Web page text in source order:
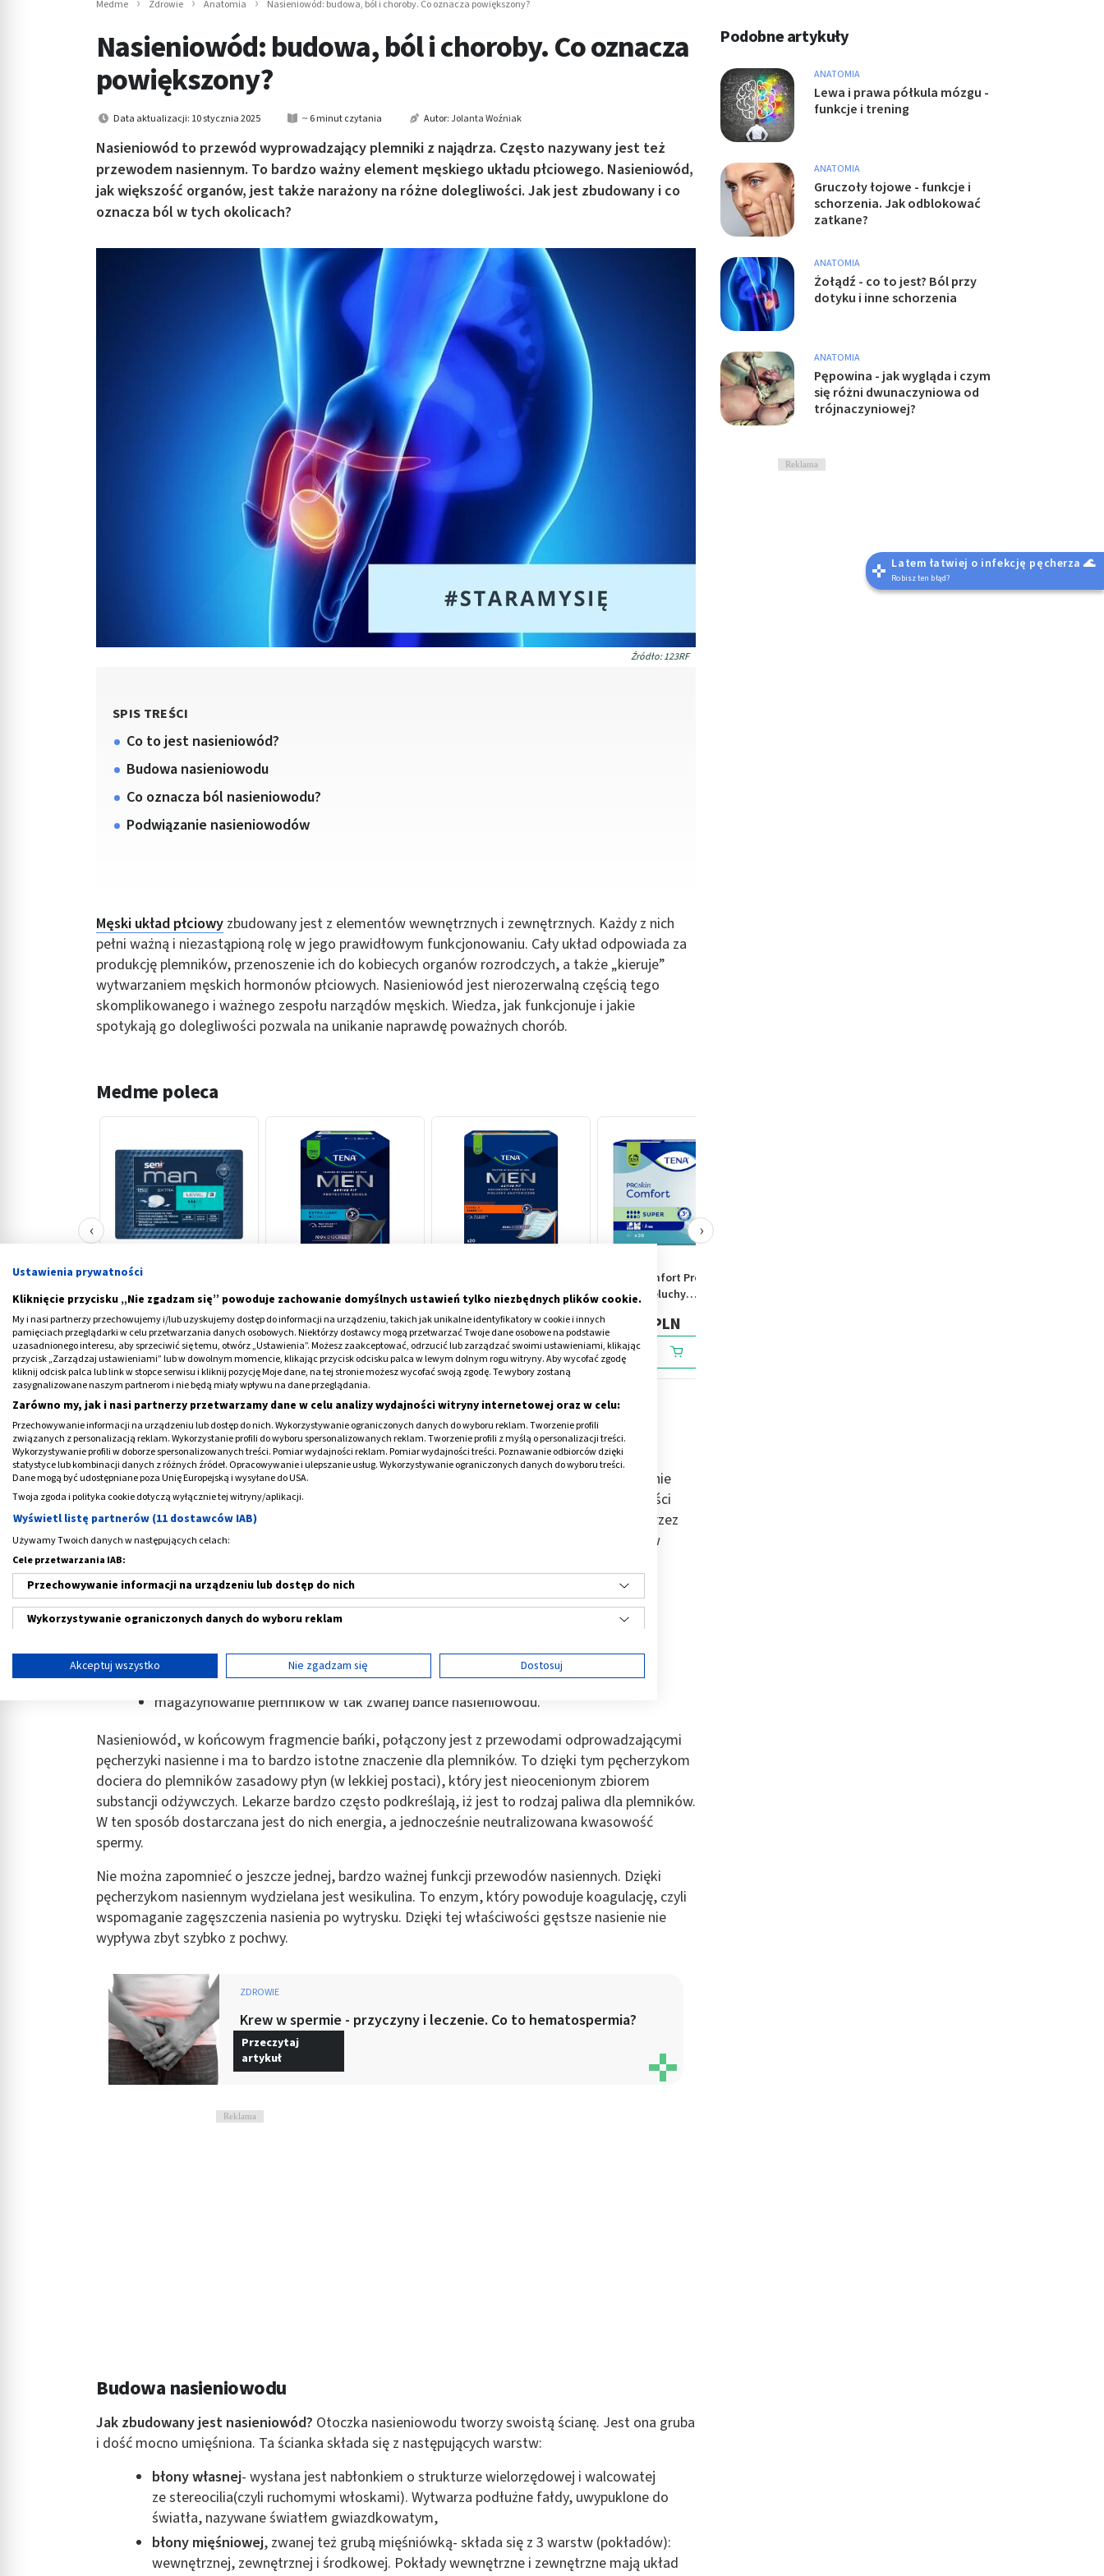
Medme Zdrowie Anatomia Nasieniowód: budowa, ból i choroby. Co oznacza powiększony?
Nasieniowód: budowa, ból i choroby. Co oznacza
powiększony?
Data aktualizacji: 10 stycznia 2025 ~ 6 minut czytania Autor:Jolanta Woźniak
Nasieniowód to przewód wyprowadzający plemniki z najądrza. Często nazywany jest też
przewodem nasiennym. To bardzo ważny element męskiego układu płciowego. Nasieniowód,
jak większość organów, jest także narażony na różne dolegliwości. Jak jest zbudowany i co
oznacza ból w tych okolicach?
Źródło: 123RF
SPIS TREŚCI
Co to jest nasieniowód?
Budowa nasieniowodu
Co oznacza ból nasieniowodu?
Podwiązanie nasieniowodów
Męski układ płciowy zbudowany jest z elementów wewnętrznych i zewnętrznych. Każdy z nich
pełni ważną i niezastąpioną rolę w jego prawidłowym funkcjonowaniu. Cały układ odpowiada za
produkcję plemników, przenoszenie ich do kobiecych organów rozrodczych, a także „kieruje”
wytwarzaniem męskich hormonów płciowych. Nasieniowód jest nierozerwalną częścią tego
skomplikowanego i ważnego zespołu narządów męskich. Wiedza, jak funkcjonuje i jakie
spotykają go dolegliwości pozwala na unikanie naprawdę poważnych chorób.
Medme poleca
Seni Man Extra Level
3,pieluchy,anatom.,dla
22,69 PLN
wkłady anatomiczne, 14
15,29 PLN
anatomiczne, level 3, 20
43,29 PLN
TENA Comfort ProSkin
Super, pieluchy
83,19 PLN
‹ ›
Co to jest nasieniowód?
Nasieniowód(łac.ductus deferens ) to parzysty przewód, który odpowiada za wyprowadzanie
plemników z najądrza. Jest to pewnego rodzaju kanał, prosty i biegnący w górę z tylnej części
najądrza. Znajduje się w obrębie powrózka nasiennego. Ten przewód nasienny przechodzi przez
przewód wytryskowy i prowadzi do cewki moczowej. Jest jednym z wewnętrznych organów
płciowych. Jaka jest jego rola?
Zadania nasieniowodu są bardzo ważne w procesie zapłodnienia. Oto najważniejsze:
wyprowadzanie plemników z moszny,
wprowadzanie ich do jamy brzusznej,
produkowanie substancji, zwiększających ruchliwość plemników,
magazynowanie plemników w tak zwanej bańce nasieniowodu.
Nasieniowód, w końcowym fragmencie bańki, połączony jest z przewodami odprowadzającymi
pęcherzyki nasienne i ma to bardzo istotne znaczenie dla plemników. To dzięki tym pęcherzykom
dociera do plemników zasadowy płyn (w lekkiej postaci), który jest nieocenionym zbiorem
substancji odżywczych. Lekarze bardzo często podkreślają, iż jest to rodzaj paliwa dla plemników.
W ten sposób dostarczana jest do nich energia, a jednocześnie neutralizowana kwasowość
spermy.
Nie można zapomnieć o jeszcze jednej, bardzo ważnej funkcji przewodów nasiennych. Dzięki
pęcherzykom nasiennym wydzielana jest wesikulina. To enzym, który powoduje koagulację, czyli
wspomaganie zagęszczenia nasienia po wytrysku. Dzięki tej właściwości gęstsze nasienie nie
wypływa zbyt szybko z pochwy.
ZDROWIE
Krew w spermie - przyczyny i leczenie. Co to hematospermia?
Przeczytaj
artykuł
Reklama
Budowa nasieniowodu
Jak zbudowany jest nasieniowód? Otoczka nasieniowodu tworzy swoistą ścianę. Jest ona gruba
i dość mocno umięśniona. Ta ścianka składa się z następujących warstw:
błony własnej- wysłana jest nabłonkiem o strukturze wielorzędowej i walcowatej
ze stereocilia(czyli ruchomymi włoskami). Wytwarza podłużne fałdy, uwypuklone do
światła, nazywane światłem gwiazdkowatym,
błony mięśniowej, zwanej też grubą mięśniówką- składa się z 3 warstw (pokładów):
wewnętrznej, zewnętrznej i środkowej. Pokłady wewnętrzne i zewnętrzne mają układ
Podobne artykuły
ANATOMIA
Lewa i prawa półkula mózgu -
funkcje i trening
ANATOMIA
Gruczoły łojowe - funkcje i
schorzenia. Jak odblokować
zatkane?
ANATOMIA
Żołądź - co to jest? Ból przy
dotyku i inne schorzenia
ANATOMIA
Pępowina - jak wygląda i czym
się różni dwunaczyniowa od
trójnaczyniowej?
Reklama
Latem łatwiej o infekcję pęcherza 🌊
Robisz ten błąd?
Ustawienia prywatności
Kliknięcie przycisku „Nie zgadzam się” powoduje zachowanie domyślnych ustawień tylko niezbędnych plików cookie.
My i nasi partnerzy przechowujemy i/lub uzyskujemy dostęp do informacji na urządzeniu, takich jak unikalne identyfikatory w cookie i innych
pamięciach przeglądarki w celu przetwarzania danych osobowych. Niektórzy dostawcy mogą przetwarzać Twoje dane osobowe na podstawie
uzasadnionego interesu, aby sprzeciwić się temu, otwórz „Ustawienia”. Możesz zaakceptować, odrzucić lub zarządzać swoimi ustawieniami, klikając
przycisk „Zarządzaj ustawieniami” lub w dowolnym momencie, klikając przycisk odcisku palca w lewym dolnym rogu witryny. Aby wycofać zgodę
kliknij odcisk palca lub link w stopce serwisu i kliknij pozycję Moje dane, na tej stronie możesz wycofać swoją zgodę. Te wybory zostaną
zasygnalizowane naszym partnerom i nie będą miały wpływu na dane przeglądania.
Zarówno my, jak i nasi partnerzy przetwarzamy dane w celu analizy wydajności witryny internetowej oraz w celu:
Przechowywanie informacji na urządzeniu lub dostęp do nich. Wykorzystywanie ograniczonych danych do wyboru reklam. Tworzenie profili
związanych z personalizacją reklam. Wykorzystanie profili do wyboru spersonalizowanych reklam. Tworzenie profili z myślą o personalizacji treści.
Wykorzystywanie profili w doborze spersonalizowanych treści. Pomiar wydajności reklam. Pomiar wydajności treści. Poznawanie odbiorców dzięki
statystyce lub kombinacji danych z różnych źródeł. Opracowywanie i ulepszanie usług. Wykorzystywanie ograniczonych danych do wyboru treści.
Dane mogą być udostępniane poza Unię Europejską i wysyłane do USA.
Twoja zgoda i polityka cookie dotyczą wyłącznie tej witryny/aplikacji.
Wyświetl listę partnerów (11 dostawców IAB)
Używamy Twoich danych w następujących celach:
Cele przetwarzania IAB:
Przechowywanie informacji na urządzeniu lub dostęp do nich
Wykorzystywanie ograniczonych danych do wyboru reklam
Tworzenie profili w celu spersonalizowanych reklam
Wykorzystywanie profili w celu doboru spersonalizowanych treści
Pomiar efektywności reklam
Pomiar efektywności treści
Rozumienie odbiorców dzięki statystyce lub kombinacji danych z różnych źródeł
Rozwój i ulepszanie usług
Wykorzystywanie ograniczonych danych do wyboru treści
Funkcje specjalne IAB:
Użycie dokładnych danych geolokalizacyjnych
Identyfikowanie urządzeń na podstawie aktywnie żądanych informacji
Cele przetwarzania inne niż IAB:
Akceptuj wszystko Nie zgadzam się Dostosuj